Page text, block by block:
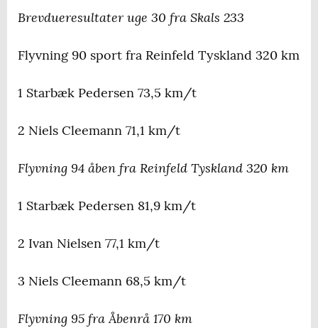
Brevdueresultater uge 30 fra Skals 233
Flyvning 90 sport fra Reinfeld Tyskland 320 km
1 Starbæk Pedersen 73,5 km/t
2 Niels Cleemann 71,1 km/t
Flyvning 94 åben fra Reinfeld Tyskland 320 km
1 Starbæk Pedersen 81,9 km/t
2 Ivan Nielsen 77,1 km/t
3 Niels Cleemann 68,5 km/t
Flyvning 95 fra Åbenrå 170 km